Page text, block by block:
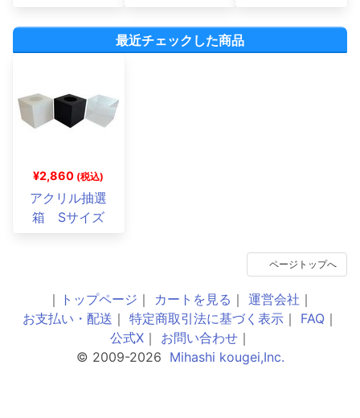
最近チェックした商品
¥2,860 (税込)
アクリル抽選
箱 Sサイズ
ページトップへ
｜ トップページ ｜ カートを見る ｜ 運営会社 ｜
お支払い・配送 ｜ 特定商取引法に基づく表示 ｜ FAQ ｜
公式X｜ お問い合わせ｜
© 2009-2026 Mihashi kougei,Inc.